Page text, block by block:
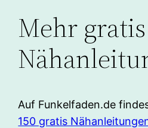
Mehr gratis
Auf Funkelfaden.de
150 gratis